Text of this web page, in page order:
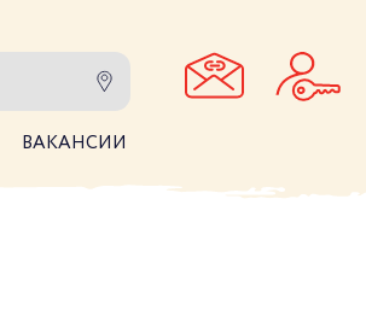
ВАКАНСИИ